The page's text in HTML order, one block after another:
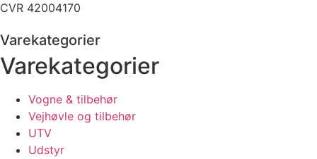
CVR 42004170
Varekategorier
Varekategorier
Vogne & tilbehør
Vejhøvle og tilbehør
UTV
Udstyr